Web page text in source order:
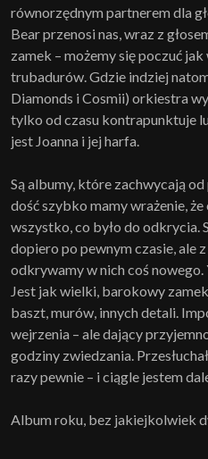
równorzędnym partnerem dla
Bear przenosi nas, wraz z
zamek – możemy się poczuć
trubadurów. Gdzie indziej
Diamonds i Cosmii) orkiestra
tylko od czasu kontrapunktuje
jest Joanna i jej harfa.
Są albumy, które zachwycają
dość szybko mamy wrażenie,
wszystko, co było do odkrycia.
dopiero po pewnym czasie, ale
odkrywamy w nich coś nowego.
Jest jak wielki, barokowy
baszt, murów, innych detali.
wejrzenia – ale dający
godziny zwiedzania.
razy pewnie – i ciągle jestem
Album roku, bez jakiejkolwiek